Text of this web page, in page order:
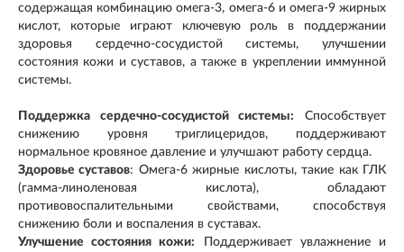
содержащая комбинацию омега-3, омега-6 и омега-9 жирных
кислот, которые играют ключевую роль в поддержании
здоровья сердечно-сосудистой системы, улучшении
состояния кожи и суставов, а также в укреплении иммунной
системы.
Поддержка сердечно-сосудистой системы: Способствует
снижению уровня триглицеридов, поддерживают
нормальное кровяное давление и улучшают работу сердца.
Здоровье суставов: Омега-6 жирные кислоты, такие как ГЛК
(гамма-линоленовая кислота), обладают
противовоспалительными свойствами, способствуя
снижению боли и воспаления в суставах.
Улучшение состояния кожи:
Поддерживает увлажнение и